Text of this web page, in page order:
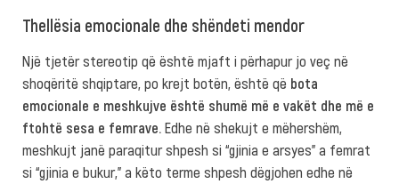
Thellësia emocionale dhe shëndeti mendor
Një tjetër stereotip që është mjaft i përhapur jo veç në
shoqëritë shqiptare, po krejt botën, është që bota
emocionale e meshkujve është shumë më e vakët dhe më e
ftohtë sesa e femrave. Edhe në shekujt e mëhershëm,
meshkujt janë paraqitur shpesh si “gjinia e arsyes” a femrat
si “gjinia e bukur,” a këto terme shpesh dëgjohen edhe në